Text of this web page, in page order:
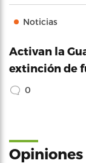
Noticias
Activan la
extinción de
0
Opiniones